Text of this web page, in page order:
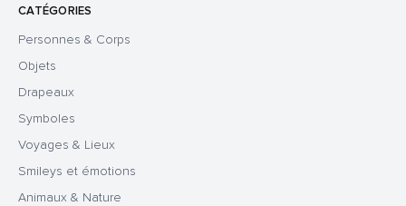
CATÉGORIES
Personnes & Corps
Objets
Drapeaux
Symboles
Voyages & Lieux
Smileys et émotions
Animaux & Nature